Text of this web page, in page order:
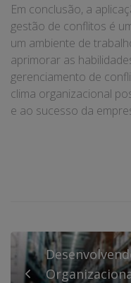
Em conclusão, a
gestão de conflitos é
um ambiente de
aprimorar as
gerenciamento de
clima organizacional
e ao sucesso da